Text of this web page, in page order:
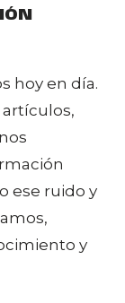
hoy en día.
ese ruido y
y